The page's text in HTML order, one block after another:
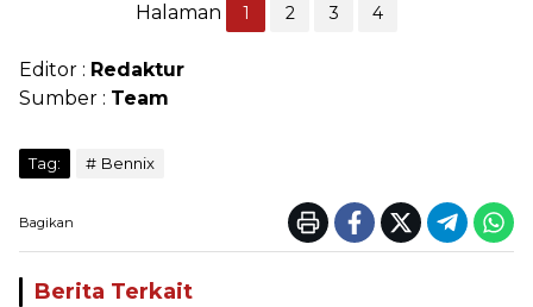
Halaman 1 2 3 4
Editor : Redaktur
Sumber : Team
Tag: Bennix
Bagikan
Berita Terkait